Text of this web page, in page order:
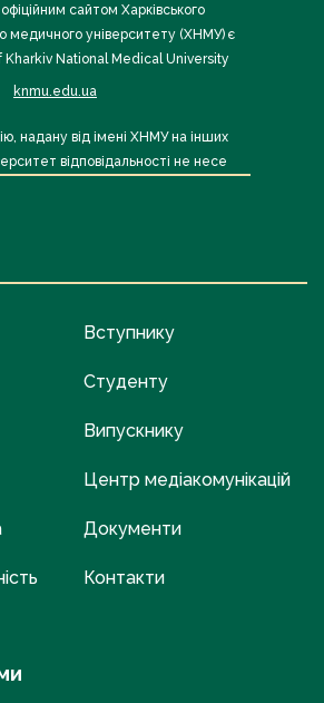
сайтом Харківського
медичного університету (ХНМУ) є
Kharkiv National Medical University
knmu.edu.ua
надану від імені ХНМУ на інших
відповідальності не несе
Вступнику
Студенту
Випускнику
Центр медіакомунікацій
Документи
Контакти